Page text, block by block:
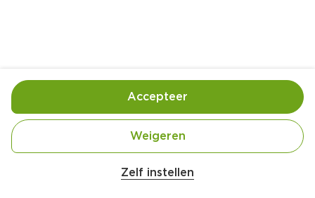
250 gram chocolade
Kies producten
Zelf instellen
Weigeren
Accepteer